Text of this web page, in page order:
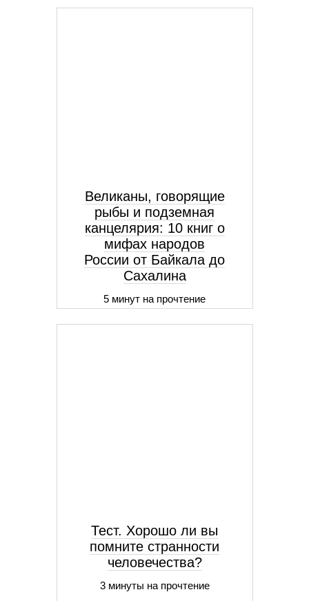
Великаны, говорящие
рыбы и подземная
канцелярия: 10 книг о
мифах народов
России от Байкала до
Сахалина
5 минут на прочтение
Тест. Хорошо ли вы
помните странности
человечества?
3 минуты на прочтение